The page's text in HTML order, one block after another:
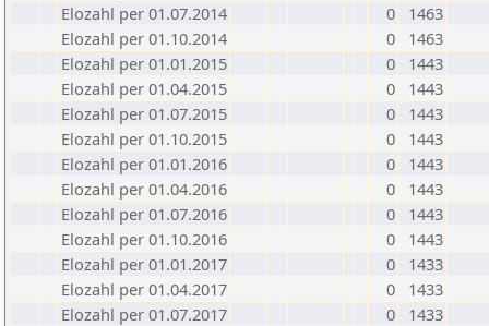
Elozahl per 01.07.2014
0
1463
Elozahl per 01.10.2014
0
1463
Elozahl per 01.01.2015
0
1443
Elozahl per 01.04.2015
0
1443
Elozahl per 01.07.2015
0
1443
Elozahl per 01.10.2015
0
1443
Elozahl per 01.01.2016
0
1443
Elozahl per 01.04.2016
0
1443
Elozahl per 01.07.2016
0
1443
Elozahl per 01.10.2016
0
1443
Elozahl per 01.01.2017
0
1433
Elozahl per 01.04.2017
0
1433
Elozahl per 01.07.2017
0
1433